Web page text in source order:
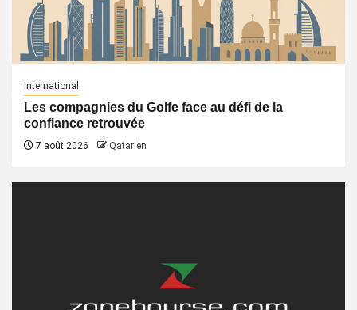
International
Les compagnies du Golfe face au défi de la
confiance retrouvée
7 août 2026 Qatarien